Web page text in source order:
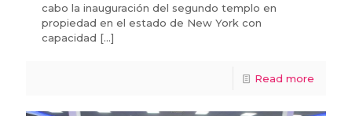
cabo la inauguración del segundo templo en
propiedad en el estado de New York con
capacidad […]
Read more